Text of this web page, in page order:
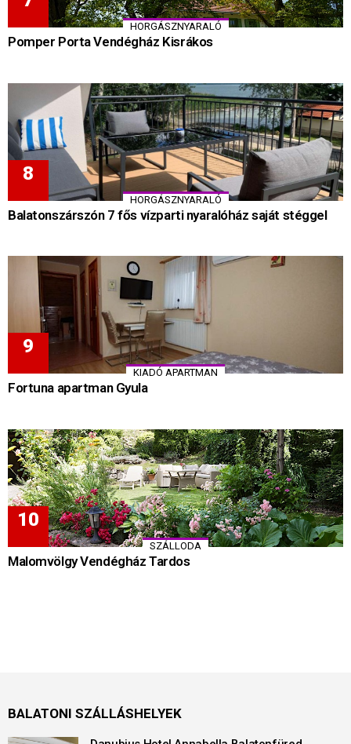
HORGÁSZNYARALÓ
Pomper Porta Vendégház Kisrákos
HORGÁSZNYARALÓ
Balatonszárszón 7 fős vízparti nyaralóház saját stéggel
KIADÓ APARTMAN
Fortuna apartman Gyula
SZÁLLODA
Malomvölgy Vendégház Tardos
BALATONI SZÁLLÁSHELYEK